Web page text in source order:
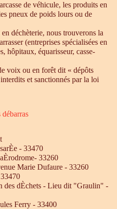
de véhicule, les produits en
pneux de poids lours ou de
déchèterie, nous trouverons la
(entreprises spécialisées en
hôpitaux, équarisseur, casse-
voix ou en forêt dit « dépôts
et sanctionnés par la loi
débarras
- 33470
33260
Marie Dufaure - 33260
des dÈchets - Lieu dit "Graulin" -
Ferry - 33400